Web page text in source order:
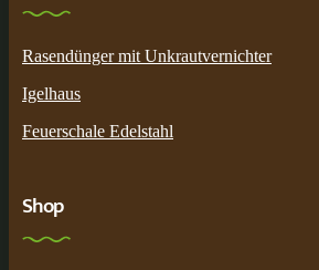
Rasendünger mit Unkrautvernichter
Igelhaus
Feuerschale Edelstahl
Shop